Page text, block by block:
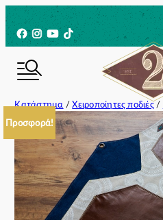
στο
περιεχόμενο
Facebook
Instagram
YouTube
TikTok
Κατάστημα /Χειροποίητες ποδιές/
Προσφορά!